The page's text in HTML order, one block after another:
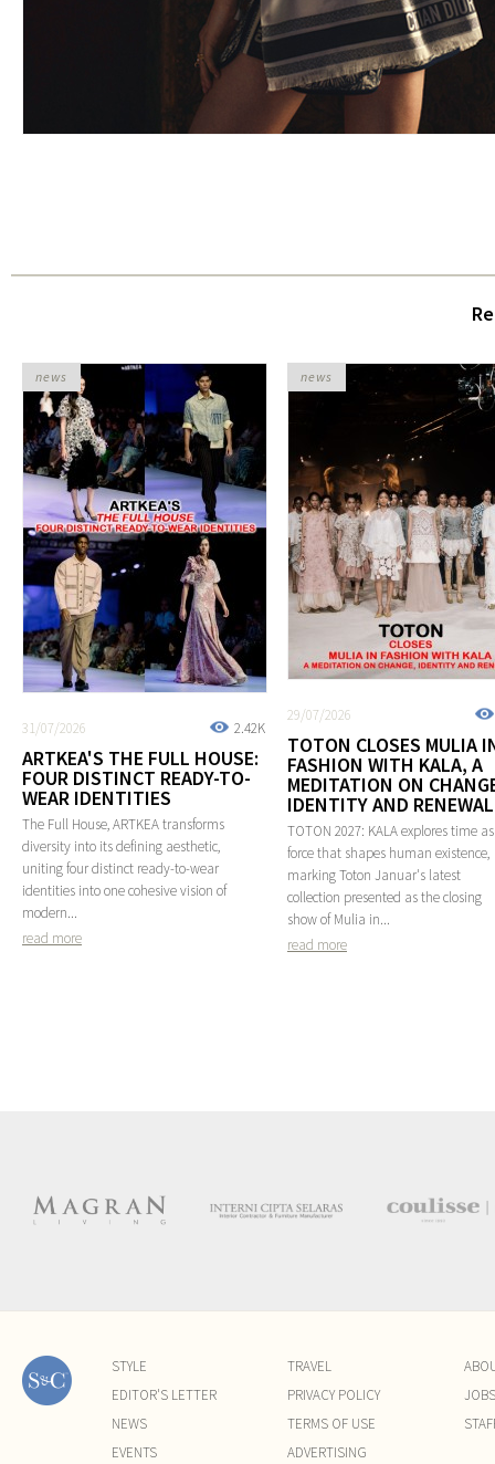
2.42K
31/07/2026
ARTKEA'S THE FULL HOUSE:
FOUR DISTINCT READY-TO-
WEAR IDENTITIES
The Full House, ARTKEA transforms
diversity into its defining aesthetic,
uniting four distinct ready-to-wear
identities into one cohesive vision of
modern...
read more
news
29/07/2026
TOTON CLOSES MULIA
FASHION WITH KALA, A
MEDITATION ON
IDENTITY AND RENEWAL
TOTON 2027: KALA explores time
force that shapes human existence,
marking Toton Januar's latest
collection presented as the closing
show of Mulia in...
read more
news
STYLE
EDITOR'S LETTER
NEWS
EVENTS
TRAVEL
PRIVACY POLICY
TERMS OF USE
ADVERTISING
JOBS